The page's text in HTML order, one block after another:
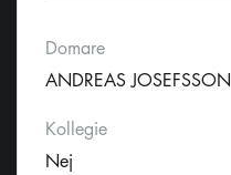
Domare
ANDREAS JOSEFSSON
Kollegie
Nej